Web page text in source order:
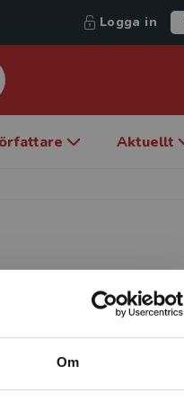
Om
Logga in
Aktuellt